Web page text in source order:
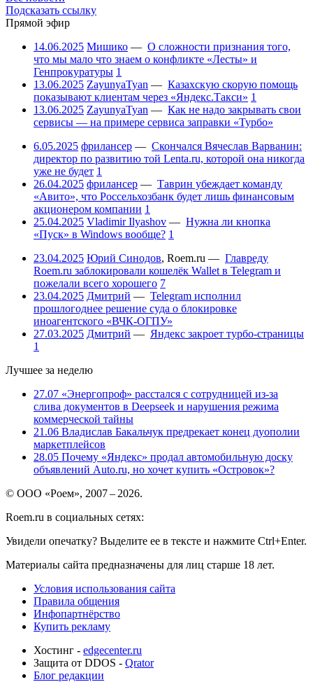
Подсказать ссылку
Прямой эфир
14.06.2025 Мишико — О сложности признания того,
что мы мало что знаем о конфликте «Лесты» и
Генпрокуратуры 1
13.06.2025 ZayunyaTyan — Казахскую скорую помощь
показывают клиентам через «Яндекс.Такси» 1
13.06.2025 ZayunyaTyan — Как не надо закрывать свои
сервисы — на примере сервиса заправки «Турбо»
6.05.2025 фрилансер — Скончался Вячеслав Варванин:
директор по развитию той Lenta.ru, которой она никогда
уже не будет 1
26.04.2025 фрилансер — Таврин убеждает команду
«Авито», что Россельхозбанк будет лишь финансовым
акционером компании 1
25.04.2025 Vladimir Ilyashov — Нужна ли кнопка
«Пуск» в Windows вообще? 1
23.04.2025 Юрий Синодов, Roem.ru — Главреду
Roem.ru заблокировали кошелёк Wallet в Telegram и
пожелали всего хорошего 7
23.04.2025 Дмитрий — Telegram исполнил
прошлогоднее решение суда о блокировке
иноагентского «ВЧК-ОГПУ»
27.03.2025 Дмитрий — Яндекс закроет турбо-страницы
1
Лучшее за неделю
27.07 «Энергопроф» расстался с сотрудницей из-за
слива документов в Deepseek и нарушения режима
коммерческой тайны
21.06 Владислав Бакальчук предрекает конец дуополии
маркетплейсов
28.05 Почему «Яндекс» продал автомобильную доску
объявлений Auto.ru, но хочет купить «Островок»?
© ООО «Роем», 2007 – 2026.
Roem.ru в социальных сетях:
Увидели опечатку? Выделите ее в тексте и нажмите Ctrl+Enter.
Материалы сайта предназначены для лиц старше 18 лет.
Условия использования сайта
Правила общения
Инфопартнёрство
Купить рекламу
Хостинг - edgecenter.ru
Защита от DDOS - Qrator
Блог редакции